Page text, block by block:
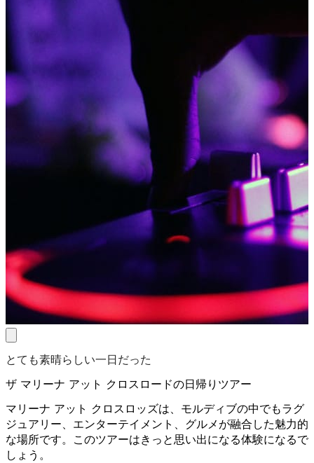
とても素晴らしい一日だった
ザ マリーナ アット クロスロードの日帰りツアー
マリーナ アット クロスロッズは、モルディブの中でもラグ
ジュアリー、エンターテイメント、グルメが融合した魅力的
な場所です。このツアーはきっと思い出になる体験になるで
しょう。